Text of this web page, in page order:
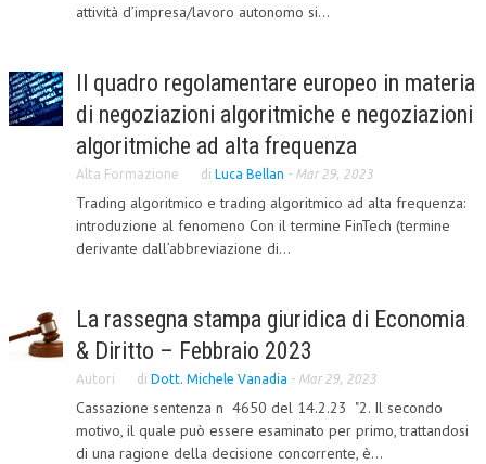
FISCALITÀ INTERNAZIONALE
CRIMINOLOGIA TRIBUTARIA
CFC E PARADISI FISCALI
TRANSFER PRICING
AMMINISTRATIVA
GIURISPRUDENZA
EUROPEA
COSTITUZIONALE
CIVILE
attività d’impresa/lavoro autonomo si...
Il quadro regolamentare europeo in materia
di negoziazioni algoritmiche e negoziazioni
algoritmiche ad alta frequenza
Alta Formazione di Luca Bellan - Mar 29, 2023
Trading algoritmico e trading algoritmico ad alta frequenza:
introduzione al fenomeno Con il termine FinTech (termine
derivante dall’abbreviazione di...
La rassegna stampa giuridica di Economia
& Diritto – Febbraio 2023
Autori di Dott. Michele Vanadia - Mar 29, 2023
Cassazione sentenza n 4650 del 14.2.23 "2. Il secondo
motivo, il quale può essere esaminato per primo, trattandosi
di una ragione della decisione concorrente, è...